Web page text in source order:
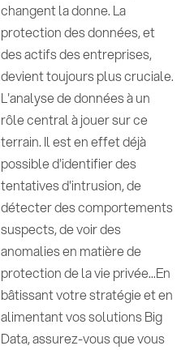
changent la donne. La
protection des données, et
des actifs des entreprises,
devient toujours plus cruciale.
L'analyse de données à un
rôle central à jouer sur ce
terrain. Il est en effet déjà
possible d'identifier des
tentatives d'intrusion, de
détecter des comportements
suspects, de voir des
anomalies en matière de
protection de la vie privée...En
bâtissant votre stratégie et en
alimentant vos solutions Big
Data, assurez-vous que vous